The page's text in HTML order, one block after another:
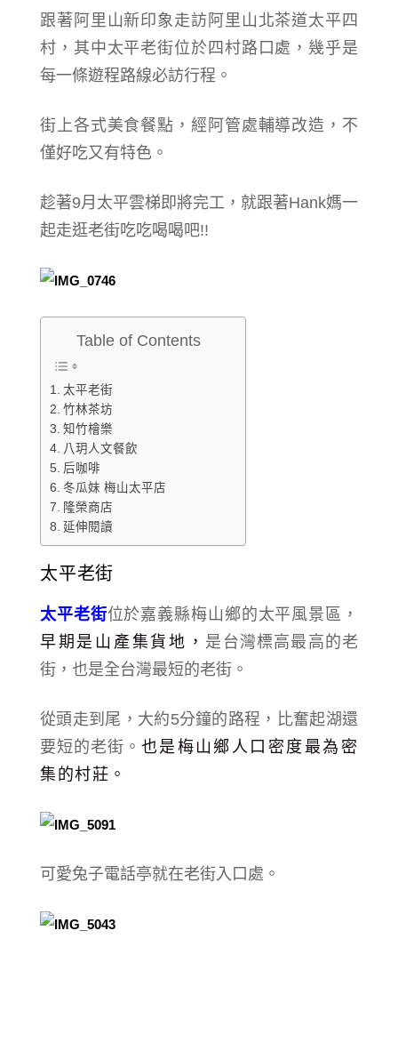
跟著阿里山新印象走訪阿里山北茶道太平四
村，其中太平老街位於四村路口處，幾乎是
每一條遊程路線必訪行程。
街上各式美食餐點，經阿管處輔導改造，不
僅好吃又有特色。
趁著9月太平雲梯即將完工，就跟著Hank媽一
起走逛老街吃吃喝喝吧!!
Table of Contents
太平老街
竹林茶坊
知竹檜樂
八玥人文餐飲
后咖啡
冬瓜妹 梅山太平店
隆榮商店
延伸閱讀
太平老街
太平老街位於嘉義縣梅山鄉的太平風景區，
早期是山產集貨地， 是台灣標高最高的老
街，也是全台灣最短的老街。
從頭走到尾，大約5分鐘的路程，比奮起湖還
要短的老街。 也是梅山鄉人口密度最為密
集的村莊。
可愛兔子電話亭就在老街入口處。